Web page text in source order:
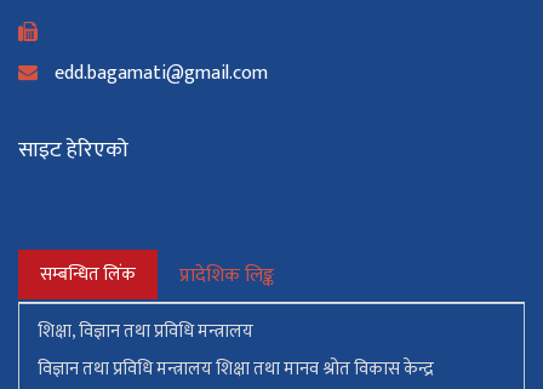
edd.bagamati@gmail.com
साइट हेरिएको
सम्बन्धित लिंक प्रादेशिक लिङ्क
शिक्षा, विज्ञान तथा प्रविधि मन्त्रालय
विज्ञान तथा प्रविधि मन्त्रालय शिक्षा तथा मानव श्रोत विकास केन्द्र